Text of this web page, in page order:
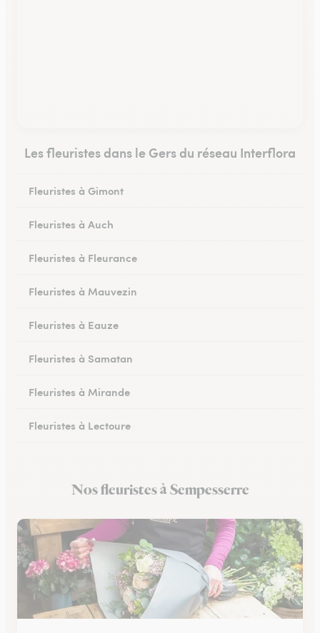
Les fleuristes dans le Gers du réseau Interflora
Fleuristes à Gimont
Fleuristes à Auch
Fleuristes à Fleurance
Fleuristes à Mauvezin
Fleuristes à Eauze
Fleuristes à Samatan
Fleuristes à Mirande
Fleuristes à Lectoure
Fleuristes à Saint-Clar
Nos fleuristes à Sempesserre